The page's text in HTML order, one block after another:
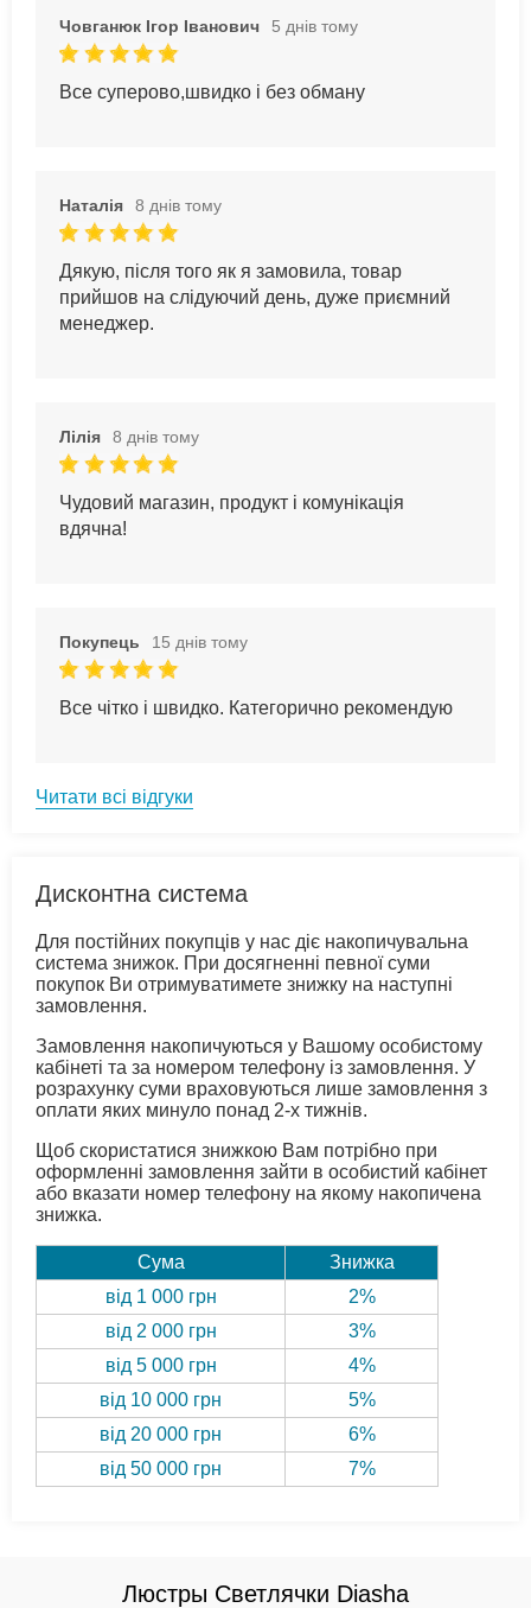
Човганюк Ігор Іванович 5 днів тому
Все суперово,швидко і без обману
Наталія 8 днів тому
Дякую, після того як я замовила, товар
прийшов на слідуючий день, дуже приємний
менеджер.
Лілія 8 днів тому
Чудовий магазин, продукт і комунікація
вдячна!
Покупець 15 днів тому
Все чітко і швидко. Категорично рекомендую
Читати всі відгуки
Дисконтна система
Для постійних покупців у нас діє накопичувальна
система знижок. При досягненні певної суми
покупок Ви отримуватимете знижку на наступні
замовлення.
Замовлення накопичуються у Вашому особистому
кабінеті та за номером телефону із замовлення. У
розрахунку суми враховуються лише замовлення з
оплати яких минуло понад 2-х тижнів.
Щоб скористатися знижкою Вам потрібно при
оформленні замовлення зайти в особистий кабінет
або вказати номер телефону на якому накопичена
знижка.
Сума
Знижка
від 1 000 грн
2%
від 2 000 грн
3%
від 5 000 грн
4%
від 10 000 грн
5%
від 20 000 грн
6%
від 50 000 грн
7%
Люстры Светлячки Diasha